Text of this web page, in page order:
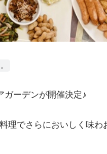
ガーデンが開催決定♪
理でさらにおいしく味わ